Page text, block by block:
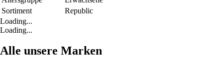
Sortiment
Republic
Loading...
Loading...
Alle unsere Marken